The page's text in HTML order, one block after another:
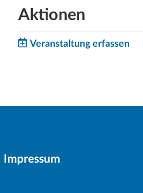
Aktionen
Veranstaltung erfassen
Impressum